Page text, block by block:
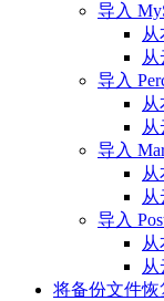
导入
从
从
导入
从
从
导入
从
从
导入
从
从
将备份文件